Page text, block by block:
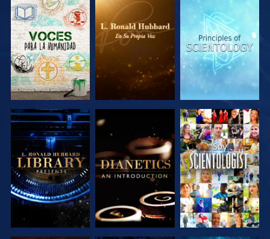
EXPLORA LAS
SERIES
EXPLORA LAS
SERIES
EXPLORA LAS
SERIES
EXPLORA LAS
SERIES
EXPLORA LAS
SERIES
VE